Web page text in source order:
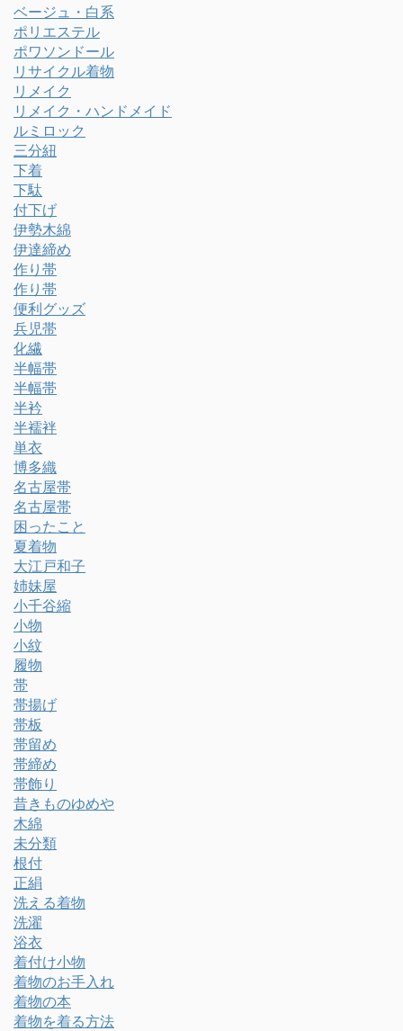
ベージュ・白系
ポリエステル
ポワソンドール
リサイクル着物
リメイク
リメイク・ハンドメイド
ルミロック
三分紐
下着
下駄
付下げ
伊勢木綿
伊達締め
作り帯
作り帯
便利グッズ
兵児帯
化繊
半幅帯
半幅帯
半衿
半襦袢
単衣
博多織
名古屋帯
名古屋帯
困ったこと
夏着物
大江戸和子
姉妹屋
小千谷縮
小物
小紋
履物
帯
帯揚げ
帯板
帯留め
帯締め
帯飾り
昔きものゆめや
木綿
未分類
根付
正絹
洗える着物
洗濯
浴衣
着付け小物
着物のお手入れ
着物の本
着物を着る方法